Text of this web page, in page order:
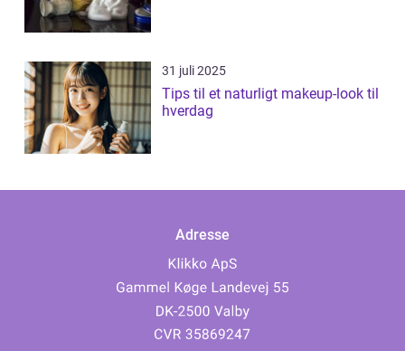
31 juli 2025
Tips til et naturligt makeup-look til
hverdag
Adresse